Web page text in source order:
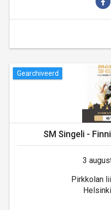
Gearchiveerd
SM Singeli -
3
Pirkkolan